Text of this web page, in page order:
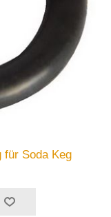
für Soda Keg